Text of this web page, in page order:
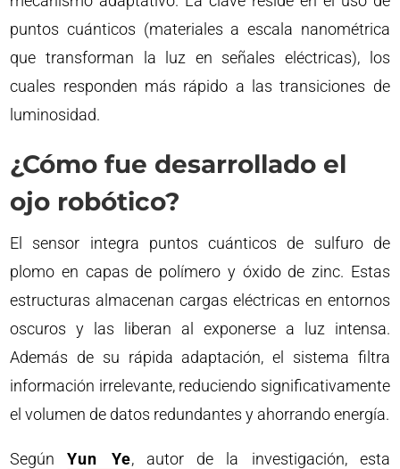
puntos cuánticos (materiales a escala nanométrica
que transforman la luz en señales eléctricas), los
cuales responden más rápido a las transiciones de
luminosidad.
¿Cómo fue desarrollado el
ojo robótico?
El sensor integra puntos cuánticos de sulfuro de
plomo en capas de polímero y óxido de zinc. Estas
estructuras almacenan cargas eléctricas en entornos
oscuros y las liberan al exponerse a luz intensa.
Además de su rápida adaptación, el sistema filtra
información irrelevante, reduciendo significativamente
el volumen de datos redundantes y ahorrando energía.
SegúnYun Ye, autor de la investigación, esta